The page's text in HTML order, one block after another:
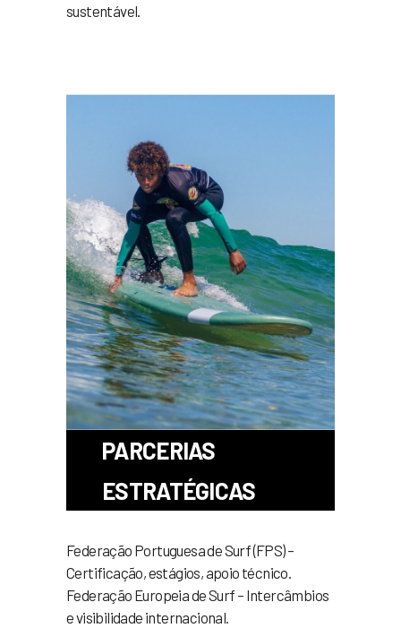
sustentável.
PARCERIAS
ESTRATÉGICAS
Federação Portuguesa de Surf (FPS) –
Certificação, estágios, apoio técnico.
Federação Europeia de Surf – Intercâmbios
e visibilidade internacional.